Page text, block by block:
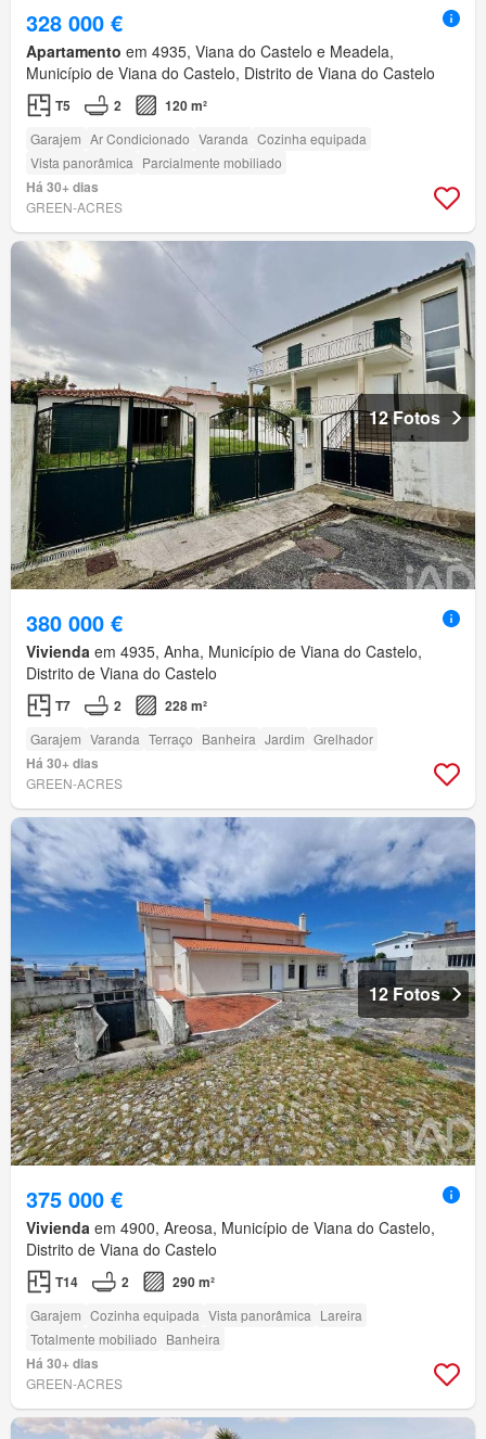
328 000 €
Apartamento em 4935, Viana do Castelo e Meadela,
Município de Viana do Castelo, Distrito de Viana do Castelo
T5 2 120 m²
Garajem Ar Condicionado Varanda Cozinha equipada
Vista panorâmica Parcialmente mobiliado
Há 30+ dias
GREEN-ACRES
12 Fotos
380 000 €
Vivienda em 4935, Anha, Município de Viana do Castelo,
Distrito de Viana do Castelo
T7 2 228 m²
Garajem Varanda Terraço Banheira Jardim Grelhador
Há 30+ dias
GREEN-ACRES
12 Fotos
375 000 €
Vivienda em 4900, Areosa, Município de Viana do Castelo,
Distrito de Viana do Castelo
T14 2 290 m²
Garajem Cozinha equipada Vista panorâmica Lareira
Totalmente mobiliado Banheira
Há 30+ dias
GREEN-ACRES